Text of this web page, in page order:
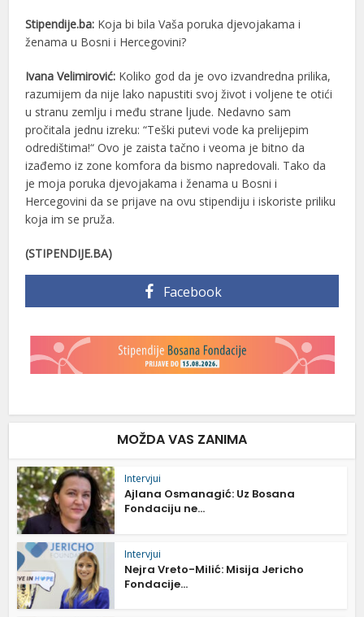
Stipendije.ba: Koja bi bila Vaša poruka djevojakama i
ženama u Bosni i Hercegovini?
Ivana Velimirović: Koliko god da je ovo izvandredna prilika,
razumijem da nije lako napustiti svoj život i voljene te otići
u stranu zemlju i među strane ljude. Nedavno sam
pročitala jednu izreku: “Teški putevi vode ka prelijepim
odredištima!“ Ovo je zaista tačno i veoma je bitno da
izađemo iz zone komfora da bismo napredovali. Tako da
je moja poruka djevojakama i ženama u Bosni i
Hercegovini da se prijave na ovu stipendiju i iskoriste priliku
koja im se pruža.
(STIPENDIJE.BA)
Facebook
MOŽDA VAS ZANIMA
Intervjui
Ajlana Osmanagić: Uz Bosana
Fondaciju ne...
Intervjui
Nejra Vreto-Milić: Misija Jericho
Fondacije...